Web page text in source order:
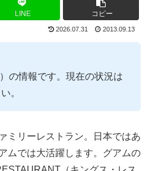
LINE コピー
2026.07.31 2013.09.13
の情報です。現在の状況は
。
ミリーレストラン。日本ではあ
ムでは大活躍します。グアムの